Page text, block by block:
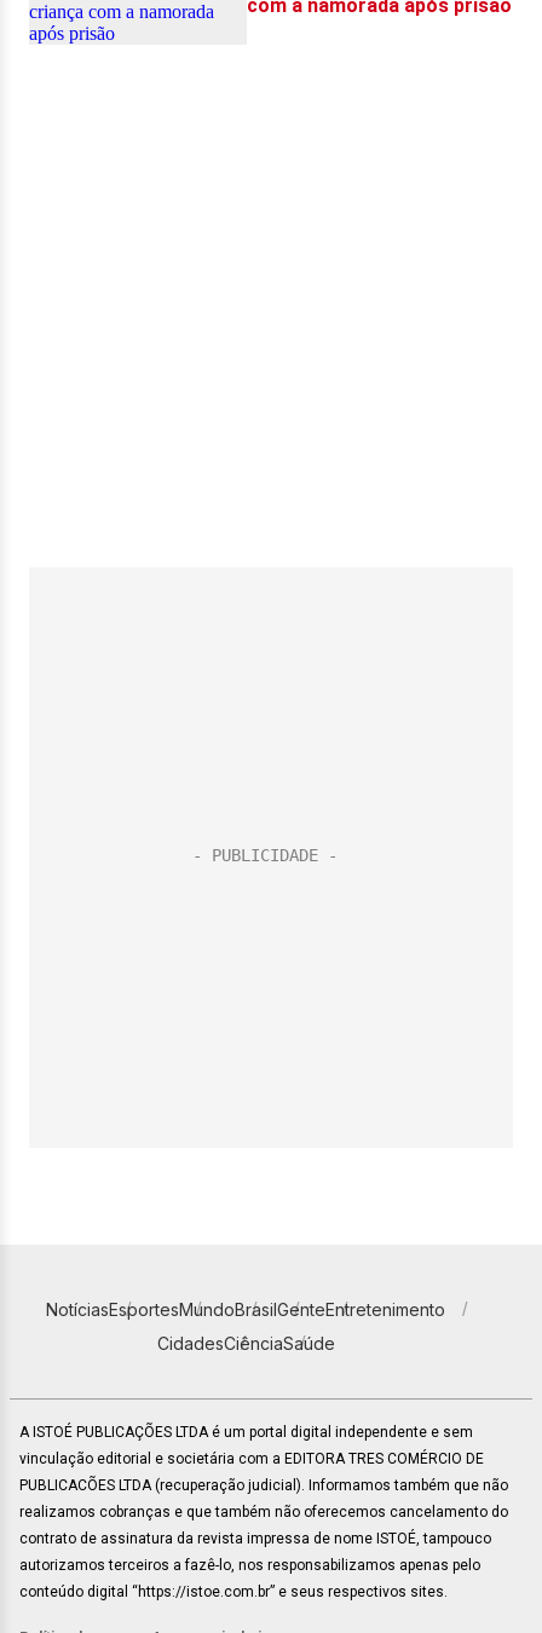
NotíciasEsportesMundoBrasilGenteEntretenimento
CidadesCiênciaSaúde
A ISTOÉ PUBLICAÇÕES LTDA é um portal digital independente e sem
vinculação editorial e societária com a EDITORA TRES COMÉRCIO DE
PUBLICACÕES LTDA (recuperação judicial). Informamos também que não
realizamos cobranças e que também não oferecemos cancelamento do
contrato de assinatura da revista impressa de nome ISTOÉ, tampouco
autorizamos terceiros a fazê-lo, nos responsabilizamos apenas pelo
conteúdo digital “https://istoe.com.br” e seus respectivos sites.